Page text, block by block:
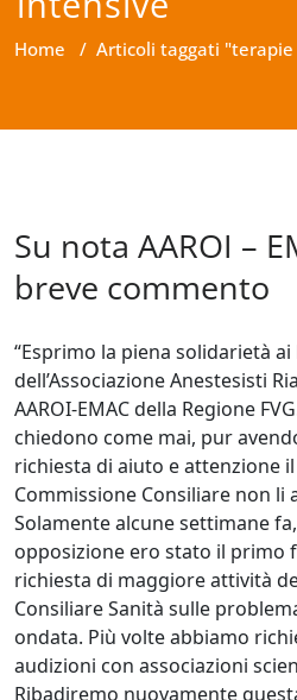
Home / Articoli taggati
Su nota AAROI –
breve commento
“Esprimo la piena solidarietà
dell’Associazione Anestesisti
AAROI-EMAC della Regione
chiedono come mai, pur
richiesta di aiuto e attenzione
Commissione Consiliare non li
Solamente alcune settimane
opposizione ero stato il primo
richiesta di maggiore attività
Consiliare Sanità sulle
ondata. Più volte abbiamo
audizioni con associazioni
Ribadiremo nuovamente